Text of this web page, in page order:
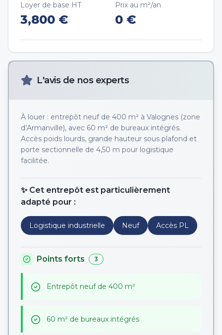
Loyer de base HT
3,800 €
Prix au m²/an
0 €
L'avis de nos experts
À louer : entrepôt neuf de 400 m² à Valognes (zone
d’Armanville), avec 60 m² de bureaux intégrés.
Accès poids lourds, grande hauteur sous plafond et
porte sectionnelle de 4,50 m pour logistique
facilitée.
✨ Cet entrepôt est particulièrement
adapté pour :
Logistique industrielle Neuf Accès PL
Points forts 3
Entrepôt neuf de 400 m²
60 m² de bureaux intégrés